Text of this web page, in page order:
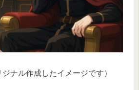
ナル作成したイメージです）